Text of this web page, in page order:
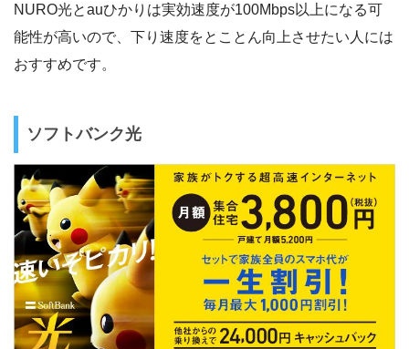
NURO光とauひかりは実効速度が100Mbps以上になる可
能性が高いので、下り速度をとことん向上させたい人には
おすすめです。
ソフトバンク光